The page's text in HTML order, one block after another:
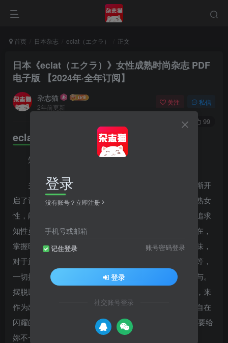
首页 日本杂志 eclat（エクラ） 正文
日本《eclat（エクラ）》女性成熟时尚杂志 PDF
电子版
【2024年·全年订阅】
杂志猫
2年前更新
关注 私信
1267 99
eclat（エクラ）内容简介
知性熟女的新选择
关心时尚脉动、却不随波逐流，届满不惑之龄而逐渐开
启了认知天命的智慧之眼，愈来愈展现出自信光采的成熟女
性，能够持续散发出正向能量的生命泉源，来自于永远追求
知性灵感与美好事物的成长意识。举手投足都是优雅自在，
掌握时尚元素的穿着打扮、亦完美流露出独特的个人品味，
对于旅行、艺术、美容、美食、室内装饰、设计、文学等，
一切提升身心灵之美的领域，都维持着积极的关注和参与。
摆脱以往将四、五十年龄层女性，一味定位于家庭主妇，来
作为出版方向的旧思维；以活出知性与自信、气质优雅自在
闪耀的Age Free女性为诉求，每月出刊的「eclat 」，想要给
妳不一样的选择！
登录
没有账号？立即注册
手机号或邮箱
记住登录 账号密码登录
登录
社交账号登录